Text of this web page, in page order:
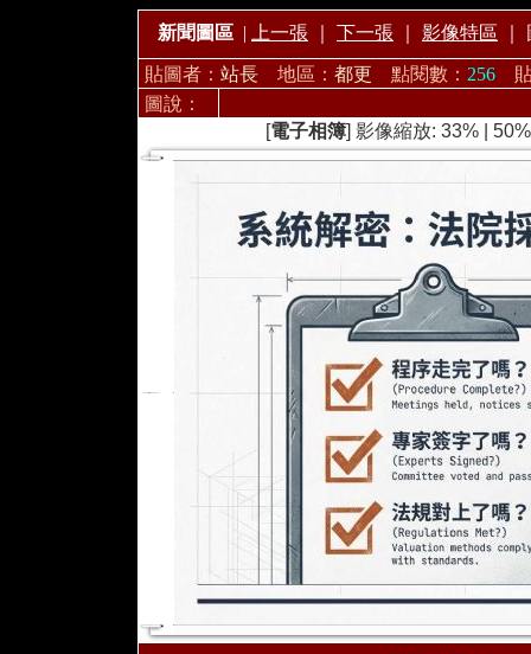
新聞圖區 | 上一張 下一張 影像特區
貼圖者： 站長 地區： 都更 點閱數： 256
圖說：
[電子相簿] 影像縮放: 33% 50%